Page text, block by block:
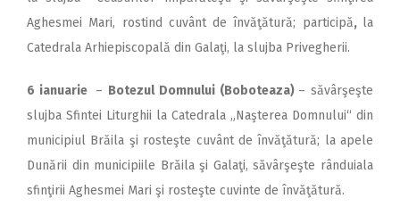
Aghesmei Mari, rostind cuvânt de învăţătură; participă, la
Catedrala Arhiepis­copală din Galaţi, la slujba Privegherii.
6 ianuarie – Botezul Domnului (Boboteaza) – săvârşeşte
slujba Sfintei Liturghii la Catedrala „Naşterea Domnului“ din
municipiul Brăila şi rosteşte cuvânt de învăţătură; la apele
Dunării din municipiile Brăila şi Galaţi, săvârşeşte rânduiala
sfinţirii Aghesmei Mari şi rosteşte cuvinte de învăţătură.